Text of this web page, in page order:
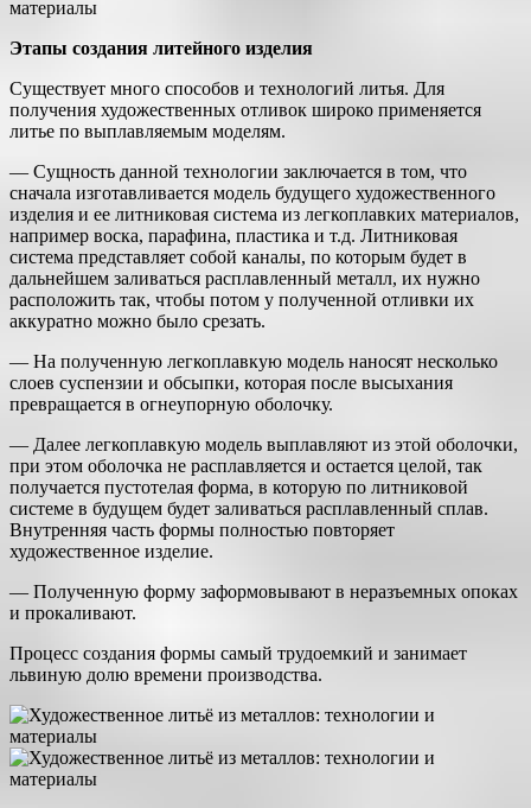
Этапы создания литейного изделия
Существует много способов и технологий литья. Для
получения художественных отливок широко применяется
литье по выплавляемым моделям.
— Сущность данной технологии заключается в том, что
сначала изготавливается модель будущего художественного
изделия и ее литниковая система из легкоплавких материалов,
например воска, парафина, пластика и т.д. Литниковая
система представляет собой каналы, по которым будет в
дальнейшем заливаться расплавленный металл, их нужно
расположить так, чтобы потом у полученной отливки их
аккуратно можно было срезать.
— На полученную легкоплавкую модель наносят несколько
слоев суспензии и обсыпки, которая после высыхания
превращается в огнеупорную оболочку.
— Далее легкоплавкую модель выплавляют из этой оболочки,
при этом оболочка не расплавляется и остается целой, так
получается пустотелая форма, в которую по литниковой
системе в будущем будет заливаться расплавленный сплав.
Внутренняя часть формы полностью повторяет
художественное изделие.
— Полученную форму заформовывают в неразъемных опоках
и прокаливают.
Процесс создания формы самый трудоемкий и занимает
львиную долю времени производства.